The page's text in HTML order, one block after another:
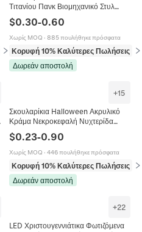
σε Σκουλαρίκια
Τιτανίου Πανκ Βιομηχανικό Στυλ
Δημιουργικό Αστείο Κόσμημα Για
Άνδρες Γυναίκες Απόκριες
Πρωτότυπο
$0.30-0.60
Χωρίς MOQ · 885 πουλήθηκε πρόσφατα
Κορυφή 10% Καλύτερες Πωλήσεις
Δωρεάν αποστολή
+15
Σκουλαρίκια Halloween Ακρυλικό
Κράμα Νεκροκεφαλή Νυχτερίδα
Ιστός Αράχνης Γοτθικό Σκοτεινό Στυλ
Κοσμήματα Γυναίκες
$0.23-0.90
Χωρίς MOQ · 446 πουλήθηκε πρόσφατα
Κορυφή 10% Καλύτερες Πωλήσεις
Δωρεάν αποστολή
+22
LED Χριστουγεννιάτικα Φωτιζόμενα